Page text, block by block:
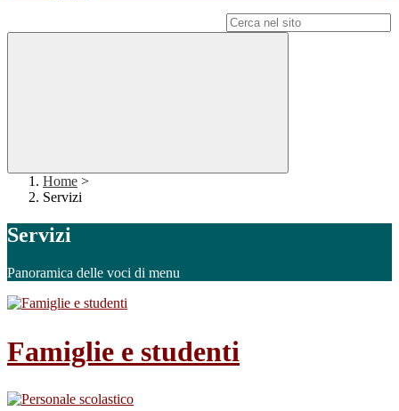
Home >
Servizi
Servizi
Panoramica delle voci di menu
Famiglie e studenti